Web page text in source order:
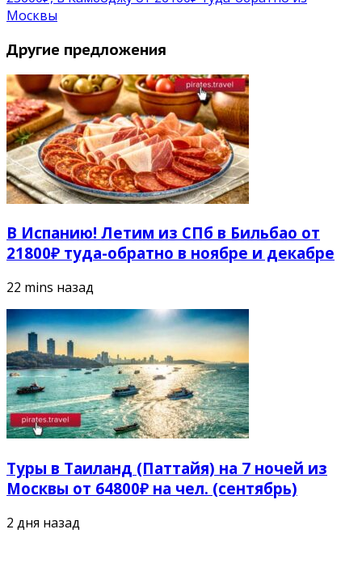
Москвы
Другие предложения
В Испанию! Летим из СПб в Бильбао от
21800₽ туда-обратно в ноябре и декабре
22 mins назад
Туры в Таиланд (Паттайя) на 7 ночей из
Москвы от 64800₽ на чел. (сентябрь)
2 дня назад